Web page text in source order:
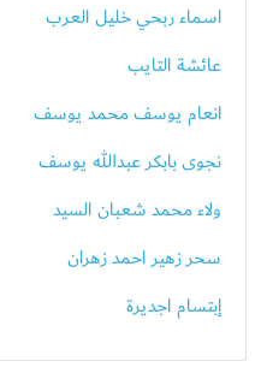
اسماء ربحي خليل العرب
عائشة التايب
انعام يوسف محمد يوسف
نجوى بابكر عبدالله يوسف
ولاء محمد شعبان السيد
سحر زهير احمد زهران
إبتسام اجديرة